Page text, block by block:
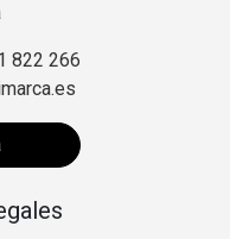
822 266